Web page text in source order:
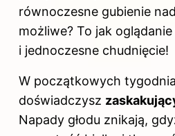
równoczesne gubienie
możliwe? To jak
i jednoczesne chudnięcie!
W początkowych
doświadczysz
Napady głodu znikają,